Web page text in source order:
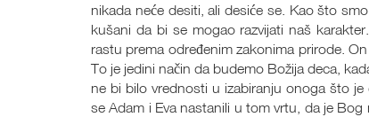
nikada neće desiti, ali desiće se. Kao što
kušani da bi se mogao razvijati naš
rastu prema određenim zakonima prirode.
To je jedini način da budemo Božija deca,
ne bi bilo vrednosti u izabiranju onoga što
se Adam i Eva nastanili u tom vrtu, da je